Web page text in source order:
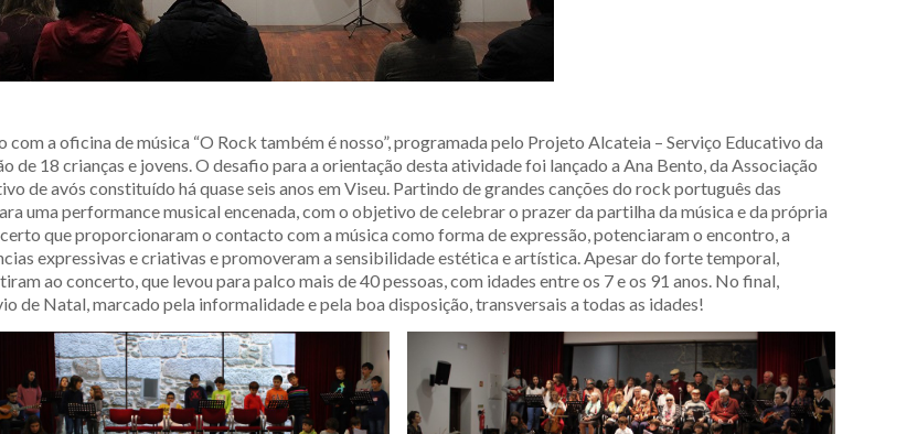
a oficina de música “O Rock também é nosso”, programada pelo Projeto Alcateia – Serviço Educativo da
de 18 crianças e jovens. O desafio para a orientação desta atividade foi lançado a Ana Bento, da Associação
de avós constituído há quase seis anos em Viseu. Partindo de grandes canções do rock português das
uma performance musical encenada, com o objetivo de celebrar o prazer da partilha da música e da própria
que proporcionaram o contacto com a música como forma de expressão, potenciaram o encontro, a
expressivas e criativas e promoveram a sensibilidade estética e artística. Apesar do forte temporal,
ao concerto, que levou para palco mais de 40 pessoas, com idades entre os 7 e os 91 anos. No final,
de Natal, marcado pela informalidade e pela boa disposição, transversais a todas as idades!